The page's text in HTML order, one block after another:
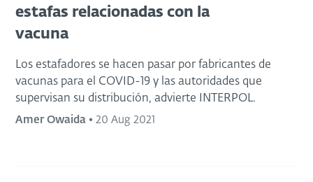
estafas relacionadas con la
vacuna
Los estafadores se hacen pasar por fabricantes de
vacunas para el COVID-19 y las autoridades que
supervisan su distribución, advierte INTERPOL.
Amer Owaida • 20 Aug 2021